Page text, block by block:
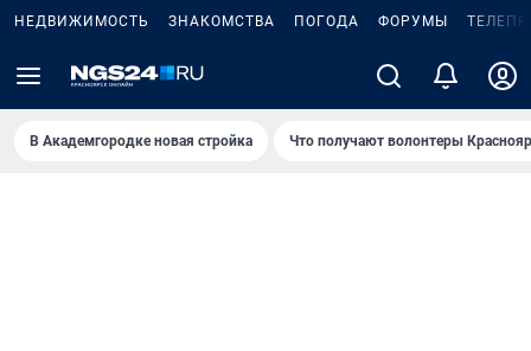
НЕДВИЖИМОСТЬ ЗНАКОМСТВА ПОГОДА ФОРУМЫ
В Академгородке новая стройка Что получают волонтеры